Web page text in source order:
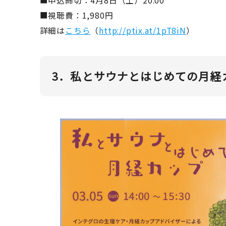
■視聴費：1,980円
詳細はこちら （http://ptix.at/1pT8iN）
3．私とサウナとはじめての月経